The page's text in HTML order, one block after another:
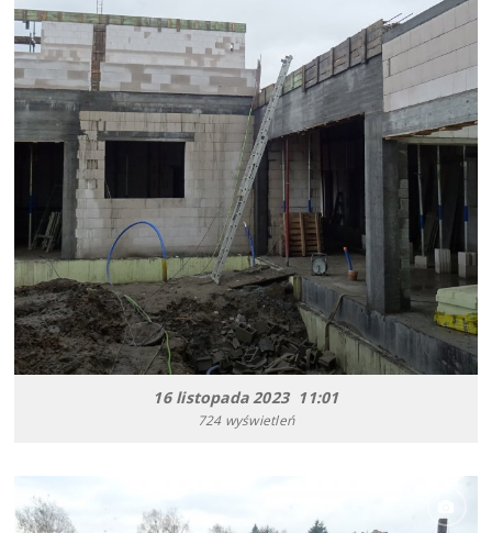
16 listopada 2023 11:01
724 wyświetleń